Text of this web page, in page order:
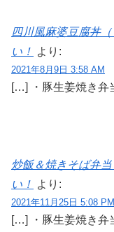
四川風麻婆豆腐丼
い！ より:
2021年8月9日 3:58 AM
[…] ・豚生姜焼き弁
炒飯＆焼きそば弁
い！ より:
2021年11月25日 5:08 PM
[…] ・豚生姜焼き弁